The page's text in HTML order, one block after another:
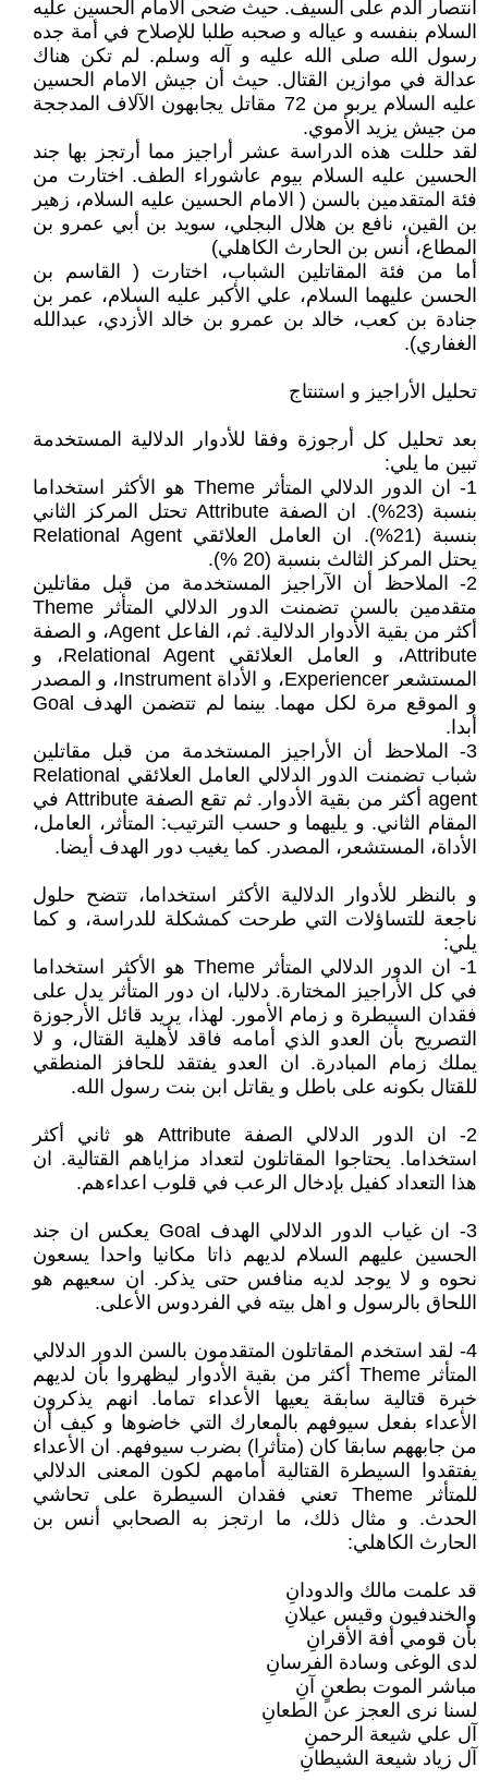
انتصار الدم على السيف. حيث ضحى الامام الحسين عليه
السلام بنفسه و عياله و صحبه طلبا للإصلاح في أمة جده
رسول الله صلى الله عليه و آله وسلم. لم تكن هناك
عدالة في موازين القتال. حيث أن جيش الامام الحسين
عليه السلام يربو من 72 مقاتل يجابهون الآلاف المدججة
من جيش يزيد الأموي.
لقد حللت هذه الدراسة عشر أراجيز مما أرتجز بها جند
الحسين عليه السلام بيوم عاشوراء الطف. اختارت من
فئة المتقدمين بالسن ( الامام الحسين عليه السلام، زهير
بن القين، نافع بن هلال البجلي، سويد بن أبي عمرو بن
المطاع، أنس بن الحارث الكاهلي)
أما من فئة المقاتلين الشباب، اختارت ( القاسم بن
الحسن عليهما السلام، علي الأكبر عليه السلام، عمر بن
جنادة بن كعب، خالد بن عمرو بن خالد الأزدي، عبدالله
الغفاري).
تحليل الأراجيز و استنتاج
بعد تحليل كل أرجوزة وفقا للأدوار الدلالية المستخدمة
تبين ما يلي:
1- ان الدور الدلالي المتأثر Theme هو الأكثر استخداما
بنسبة (23%). ان الصفة Attribute تحتل المركز الثاني
بنسبة (21%). ان العامل العلائقي Relational Agent
يحتل المركز الثالث بنسبة (20 %).
2- الملاحظ أن الآراجيز المستخدمة من قبل مقاتلين
متقدمين بالسن تضمنت الدور الدلالي المتأثر Theme
أكثر من بقية الأدوار الدلالية. ثم، الفاعل Agent، و الصفة
Attribute، و العامل العلائقي Relational Agent، و
المستشعر Experiencer، و الأداة Instrument، و المصدر
و الموقع مرة لكل مهما. بينما لم تتضمن الهدف Goal
أبدا.
3- الملاحظ أن الأراجيز المستخدمة من قبل مقاتلين
شباب تضمنت الدور الدلالي العامل العلائقي Relational
agent أكثر من بقية الأدوار. ثم تقع الصفة Attribute في
المقام الثاني. و يليهما و حسب الترتيب: المتأثر، العامل،
الأداة، المستشعر، المصدر. كما يغيب دور الهدف أيضا.
و بالنظر للأدوار الدلالية الأكثر استخداما، تتضح حلول
ناجعة للتساؤلات التي طرحت كمشكلة للدراسة، و كما
يلي:
1- ان الدور الدلالي المتأثر Theme هو الأكثر استخداما
في كل الأراجيز المختارة. دلاليا، ان دور المتأثر يدل على
فقدان السيطرة و زمام الأمور. لهذا، يريد قائل الأرجوزة
التصريح بأن العدو الذي أمامه فاقد لأهلية القتال، و لا
يملك زمام المبادرة. ان العدو يفتقد للحافز المنطقي
للقتال بكونه على باطل و يقاتل ابن بنت رسول الله.
2- ان الدور الدلالي الصفة Attribute هو ثاني أكثر
استخداما. يحتاجوا المقاتلون لتعداد مزاياهم القتالية. ان
هذا التعداد كفيل بإدخال الرعب في قلوب اعداءهم.
3- ان غياب الدور الدلالي الهدف Goal يعكس ان جند
الحسين عليهم السلام لديهم ذاتا مكانيا واحدا يسعون
نحوه و لا يوجد لديه منافس حتى يذكر. ان سعيهم هو
اللحاق بالرسول و اهل بيته في الفردوس الأعلى.
4- لقد استخدم المقاتلون المتقدمون بالسن الدور الدلالي
المتأثر Theme أكثر من بقية الأدوار ليظهروا بأن لديهم
خبرة قتالية سابقة يعيها الأعداء تماما. انهم يذكرون
الأعداء بفعل سيوفهم بالمعارك التي خاضوها و كيف أن
من جابههم سابقا كان (متأثرا) بضرب سيوفهم. ان الأعداء
يفتقدوا السيطرة القتالية أمامهم لكون المعنى الدلالي
للمتأثر Theme تعني فقدان السيطرة على تحاشي
الحدث. و مثال ذلك، ما ارتجز به الصحابي أنس بن
الحارث الكاهلي:
قد علمت مالك والدودانِ
والخندفيون وقيس عيلانِ
بأن قومي أفة الأقرانِ
لدى الوغى وسادة الفرسانِ
مباشر الموت بطعنٍ آنِ
لسنا نرى العجز عن الطعانِ
آل علي شيعة الرحمنِ
آل زياد شيعة الشيطانِ